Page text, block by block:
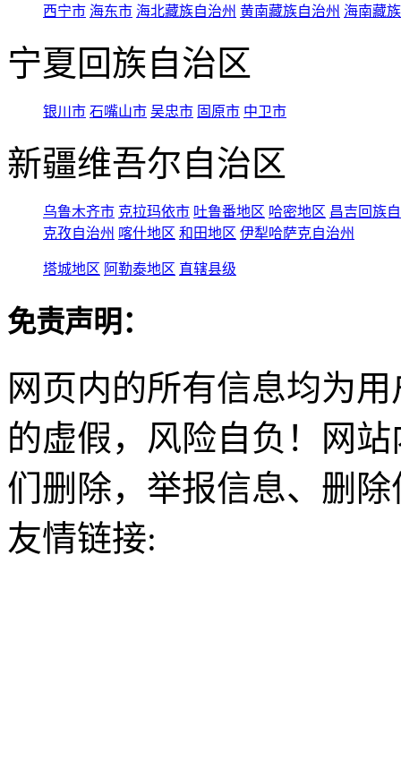
西宁市 海东市 海北藏族自治州 黄南藏族自治州 海南藏
宁夏回族自治区
银川市 石嘴山市 吴忠市 固原市 中卫市
新疆维吾尔自治区
乌鲁木齐市 克拉玛依市 吐鲁番地区 哈密地区 昌吉回族
克孜自治州 喀什地区 和田地区 伊犁哈萨克自治州
塔城地区 阿勒泰地区 直辖县级
免责声明：
网页内的所有信息均为
的虚假，风险自负！网
们删除，举报信息、删
友情链接: